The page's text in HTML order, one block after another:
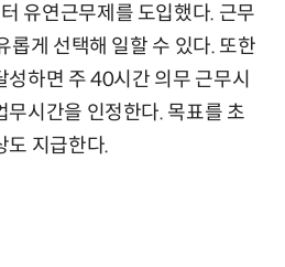
유연근무제를 도입했다. 근무
롭게 선택해 일할 수 있다. 또한
하면 주 40시간 의무 근무시
무시간을 인정한다. 목표를 초
도 지급한다.